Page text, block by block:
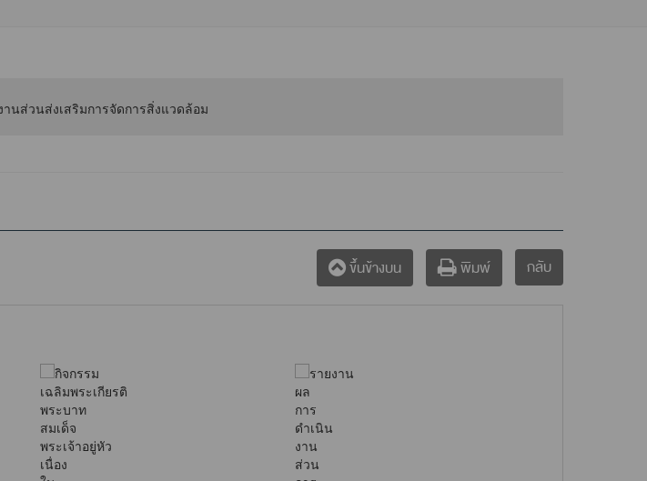
ขึ้นข้างบน พิมพ์ กลับ